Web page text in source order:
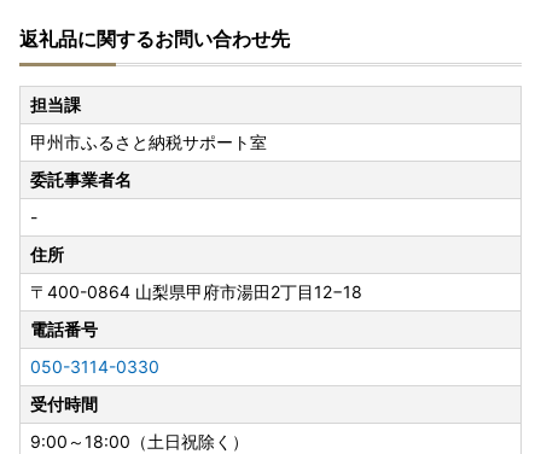
【お問い合わせ停止期間】
8月8日(土)～8月9日(月)、8月11日(火)、8月15日(土)～8月1
6日(日)
返礼品に関するお問い合わせ先
担当課
甲州市ふるさと納税サポート室
委託事業者名
-
住所
〒400-0864 山梨県甲府市湯田2丁目12−18
電話番号
050-3114-0330
受付時間
9:00～18:00（土日祝除く）